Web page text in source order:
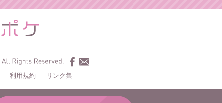
利用規約 リンク集